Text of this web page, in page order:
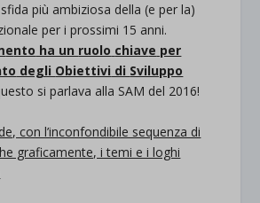
più ambiziosa della (e per la)
per i prossimi 15 anni.
ento ha un ruolo chiave per
degli Obiettivi di Sviluppo
si parlava alla SAM del 2016!
con l’inconfondibile sequenza di
graficamente, i temi e i loghi